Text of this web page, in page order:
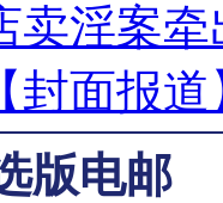
卖淫案
【封面报
版电邮